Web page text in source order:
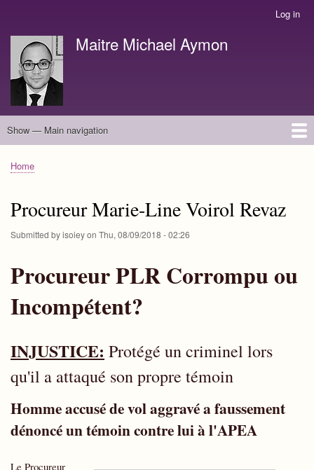
main
content
account
menu
Log in
Maitre Michael Aymon
Main
Show — Main navigation
english
français
Breadcrumb
Home
Procureur Marie-Line Voirol Revaz
Submitted byisoieyon Thu, 08/09/2018 - 02:26
Procureur PLR Corrompu ou
Incompétent?
INJUSTICE: Protégé un criminel lors
qu'il a attaqué son propre témoin
Homme accusé de vol aggravé a faussement
dénoncé un témoin contre lui à l'APEA
Le Procureur